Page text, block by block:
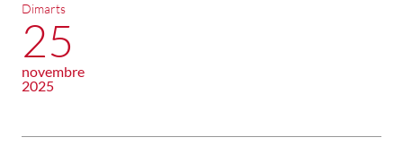
Dimarts
25
novembre
2025